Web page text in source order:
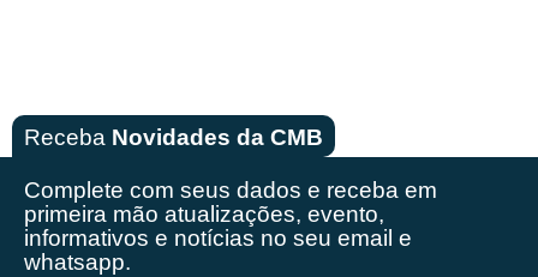
Receba Novidades da CMB
Complete com seus dados e receba em
primeira mão atualizações, evento,
informativos e notícias no seu email e
whatsapp.